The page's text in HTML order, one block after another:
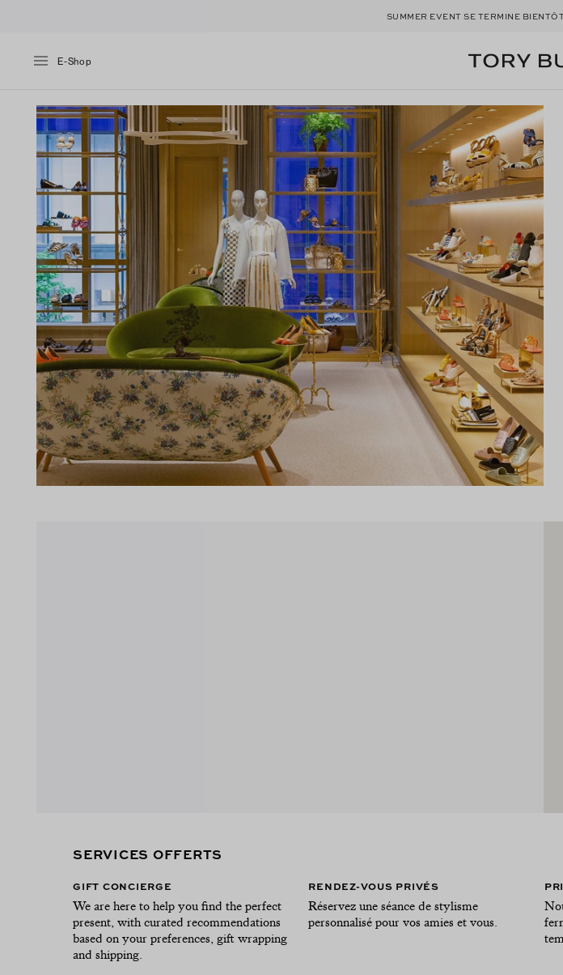
SUMMER EVENT SE TERMINE
E-Shop
SERVICES OFFERTS
GIFT CONCIERGE
We are here to help you find the perfect
present, with curated recommendations
based on your preferences, gift wrapping
and shipping.
RENDEZ-VOUS PRIVÉS
Réservez une séance de stylisme
personnalisé pour vos amies et vous.